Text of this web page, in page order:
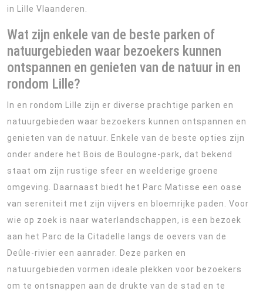
in Lille Vlaanderen.
Wat zijn enkele van de beste parken of
natuurgebieden waar bezoekers kunnen
ontspannen en genieten van de natuur in en
rondom Lille?
In en rondom Lille zijn er diverse prachtige parken en
natuurgebieden waar bezoekers kunnen ontspannen en
genieten van de natuur. Enkele van de beste opties zijn
onder andere het Bois de Boulogne-park, dat bekend
staat om zijn rustige sfeer en weelderige groene
omgeving. Daarnaast biedt het Parc Matisse een oase
van sereniteit met zijn vijvers en bloemrijke paden. Voor
wie op zoek is naar waterlandschappen, is een bezoek
aan het Parc de la Citadelle langs de oevers van de
Deûle-rivier een aanrader. Deze parken en
natuurgebieden vormen ideale plekken voor bezoekers
om te ontsnappen aan de drukte van de stad en te